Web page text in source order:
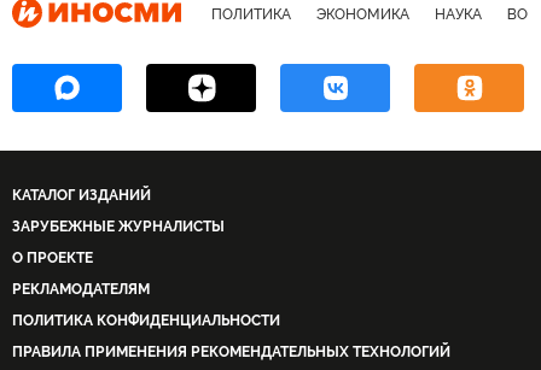
ПОЛИТИКА ЭКОНОМИКА НАУКА
КАТАЛОГ ИЗДАНИЙ
ЗАРУБЕЖНЫЕ ЖУРНАЛИСТЫ
О ПРОЕКТЕ
РЕКЛАМОДАТЕЛЯМ
ПОЛИТИКА КОНФИДЕНЦИАЛЬНОСТИ
ПРАВИЛА ПРИМЕНЕНИЯ РЕКОМЕНДАТЕЛЬНЫХ ТЕХНОЛОГИЙ